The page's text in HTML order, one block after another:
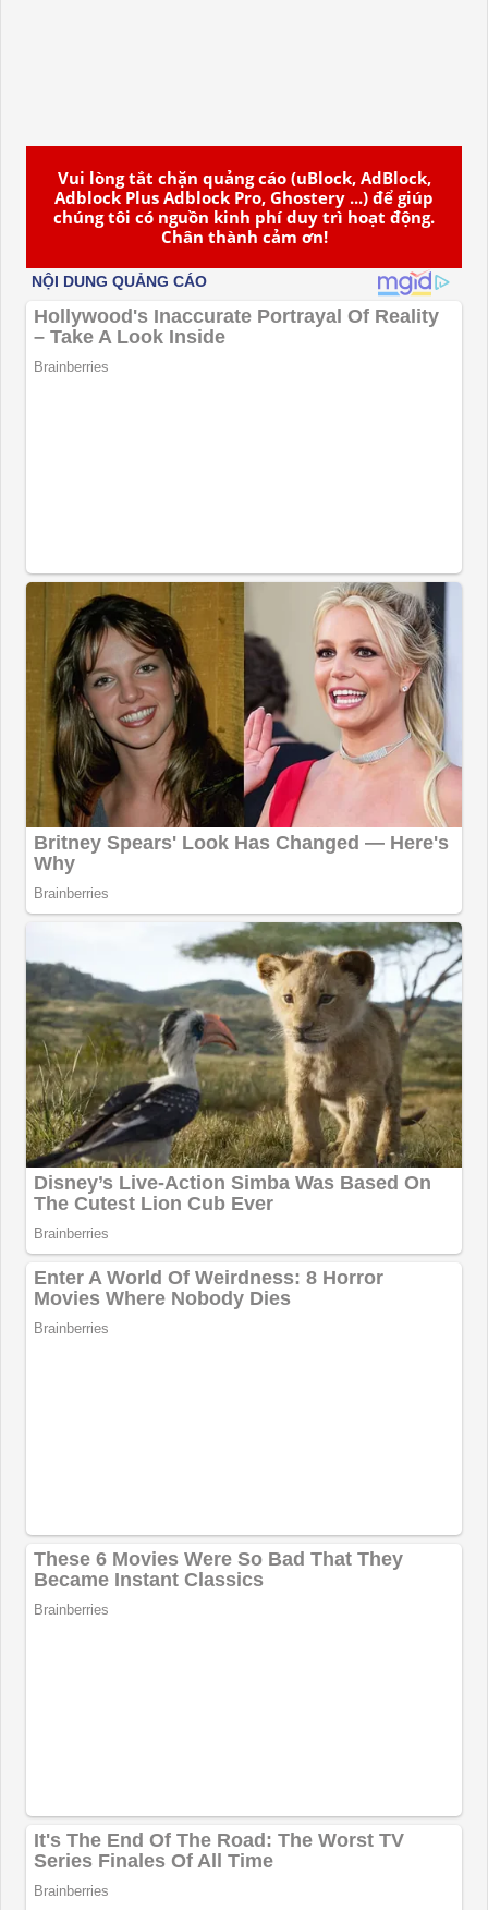
Vui lòng tắt chặn quảng cáo (uBlock, AdBlock,
Adblock Plus Adblock Pro, Ghostery ...) để giúp
chúng tôi có nguồn kinh phí duy trì hoạt động.
Chân thành cảm ơn!